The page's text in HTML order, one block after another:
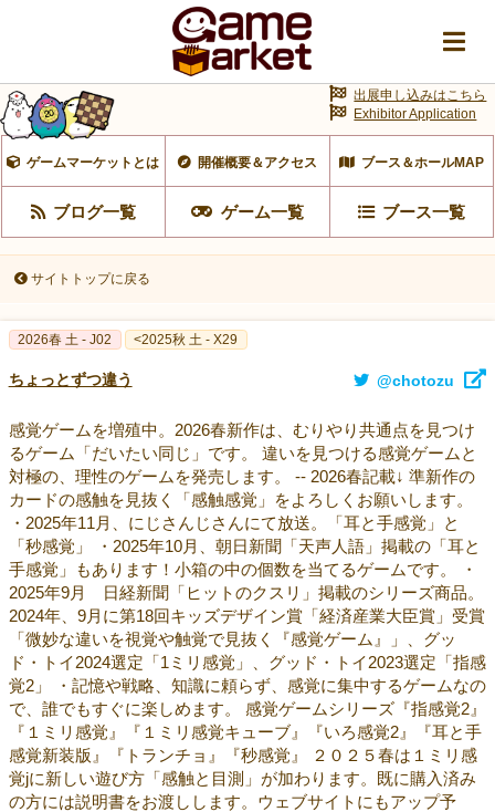
ゲームマーケットとは 開催概要＆アクセス ブース＆ホールMAP
ブログ一覧 ゲーム一覧 ブース一覧
出展申し込みはこちら
Exhibitor Application
サイトトップに戻る
2026春 土 - J02 <2025秋 土 - X29
ちょっとずつ違う @chotozu
感覚ゲームを増殖中。2026春新作は、むりやり共通点を見つけ
るゲーム「だいたい同じ」です。 違いを見つける感覚ゲームと
対極の、理性のゲームを発売します。 -- 2026春記載↓ 準新作の
カードの感触を見抜く「感触感覚」をよろしくお願いします。
・2025年11月、にじさんじさんにて放送。「耳と手感覚」と
「秒感覚」 ・2025年10月、朝日新聞「天声人語」掲載の「耳と
手感覚」もあります！小箱の中の個数を当てるゲームです。 ・
2025年9月 日経新聞「ヒットのクスリ」掲載のシリーズ商品。
2024年、9月に第18回キッズデザイン賞「経済産業大臣賞」受賞
「微妙な違いを視覚や触覚で見抜く『感覚ゲーム』」、グッ
ド・トイ2024選定「1ミリ感覚」、グッド・トイ2023選定「指感
覚2」 ・記憶や戦略、知識に頼らず、感覚に集中するゲームなの
で、誰でもすぐに楽しめます。 感覚ゲームシリーズ『指感覚2』
『１ミリ感覚』『１ミリ感覚キューブ』『いろ感覚2』『耳と手
感覚新装版』『トランチョ』『秒感覚』 ２０２５春は１ミリ感
覚jに新しい遊び方「感触と目測」が加わります。既に購入済み
の方には説明書をお渡しします。ウェブサイトにもアップ予